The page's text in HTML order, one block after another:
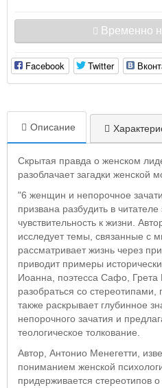
Временно
Facebook Twitter
Описание
Скрытая правда о женском
разоблачает загадки женской
"6 женщин и непорочное
призвана разбудить в читателе
чувствительность к жизни.
исследует темы, связанные с
рассматривает жизнь через
приводит примеры
Иоанна, поэтесса Сафо, Грета
разобраться со стереотипами,
также раскрывает глубинное
непорочного зачатия и
теологическое толкование.
Автор, Антонио Менегетти,
пониманием женской
придерживается стереотипов